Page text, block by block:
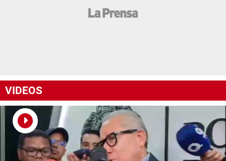
VIDEOS